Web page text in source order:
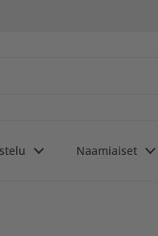
Naamiaiset